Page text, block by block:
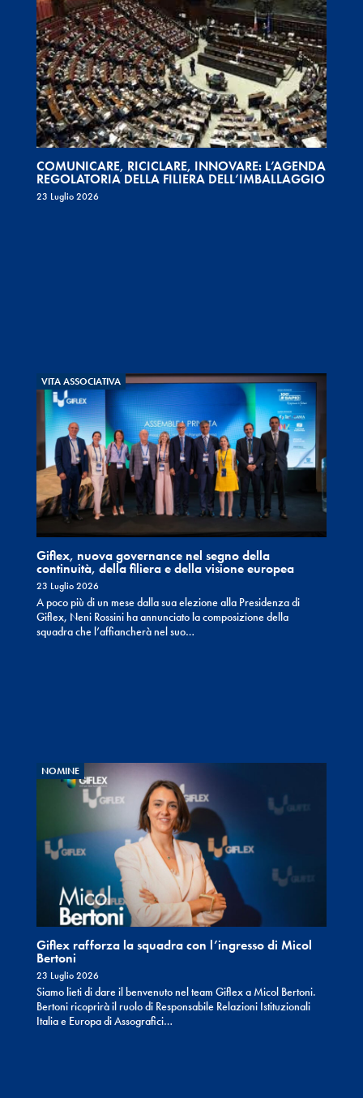
COMUNICARE, RICICLARE, INNOVARE: L’AGENDA
REGOLATORIA DELLA FILIERA DELL’IMBALLAGGIO
23 Luglio 2026
VITA ASSOCIATIVA
Giflex, nuova governance nel segno della
continuità, della filiera e della visione europea
23 Luglio 2026
A poco più di un mese dalla sua elezione alla Presidenza di
Giflex, Neni Rossini ha annunciato la composizione della
squadra che l’affiancherà nel suo…
NOMINE
Giflex rafforza la squadra con l’ingresso di Micol
Bertoni
23 Luglio 2026
Siamo lieti di dare il benvenuto nel team Giflex a Micol Bertoni.
Bertoni ricoprirà il ruolo di Responsabile Relazioni Istituzionali
Italia e Europa di Assografici…